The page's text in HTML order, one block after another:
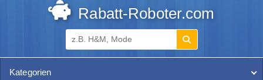
Rabatt-Roboter.com
Kategorien